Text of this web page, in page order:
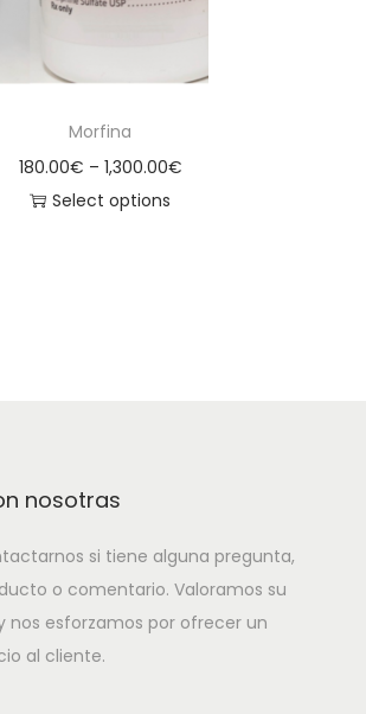
Morfina
180.00€ – 1,300.00€
Select options
nosotras
si tiene alguna pregunta,
o comentario. Valoramos su
nos esforzamos por ofrecer un
al cliente.